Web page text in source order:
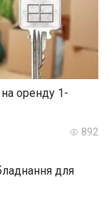
на оренду 1-
892
для